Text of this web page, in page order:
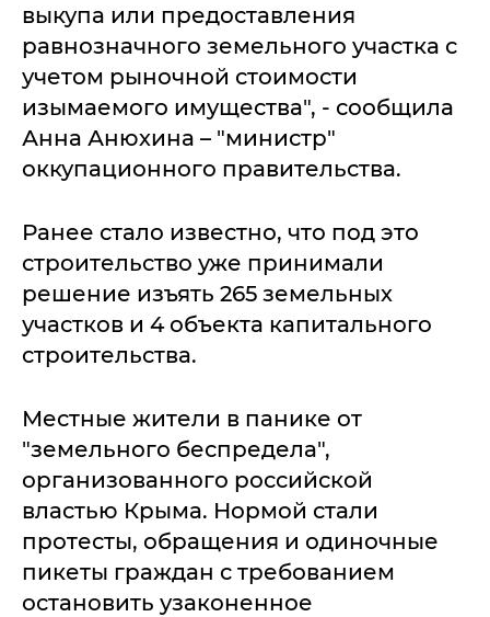
выкупа или предоставления
равнозначного земельного участка с
учетом рыночной стоимости
изымаемого имущества", - сообщила
Анна Анюхина – "министр"
оккупационного правительства.
Ранее стало известно, что под это
строительство уже принимали
решение изъять 265 земельных
участков и 4 объекта капитального
строительства.
Местные жители в панике от
"земельного беспредела",
организованного российской
властью Крыма. Нормой стали
протесты, обращения и одиночные
пикеты граждан с требованием
остановить узаконенное